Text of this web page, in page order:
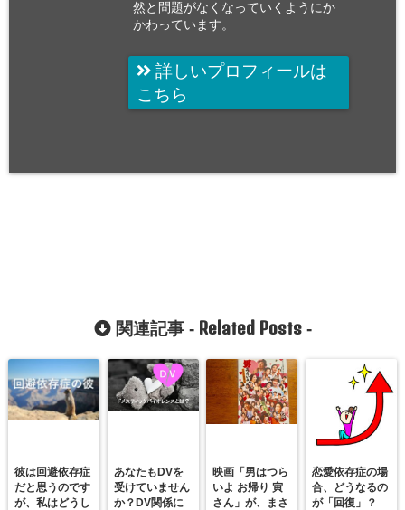
然と問題がなくなっていくようにか
かわっています。
詳しいプロフィールは
こちら
関連記事 - Related Posts-
彼は回避依存症
だと思うのです
が、私はどうし
あなたもDVを
受けていません
か？DV関係に
映画「男はつら
いよ お帰り 寅
さん」が、まさ
恋愛依存症の場
合、どうなるの
が「回復」？